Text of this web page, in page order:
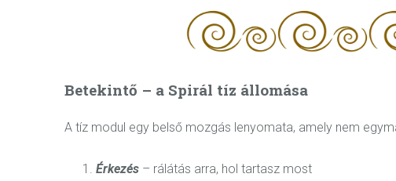
Betekintő – a Spirál tíz állomása
A tíz modul egy belső mozgás lenyomata, amely nem
Érkezés – rálátás arra, hol tartasz most